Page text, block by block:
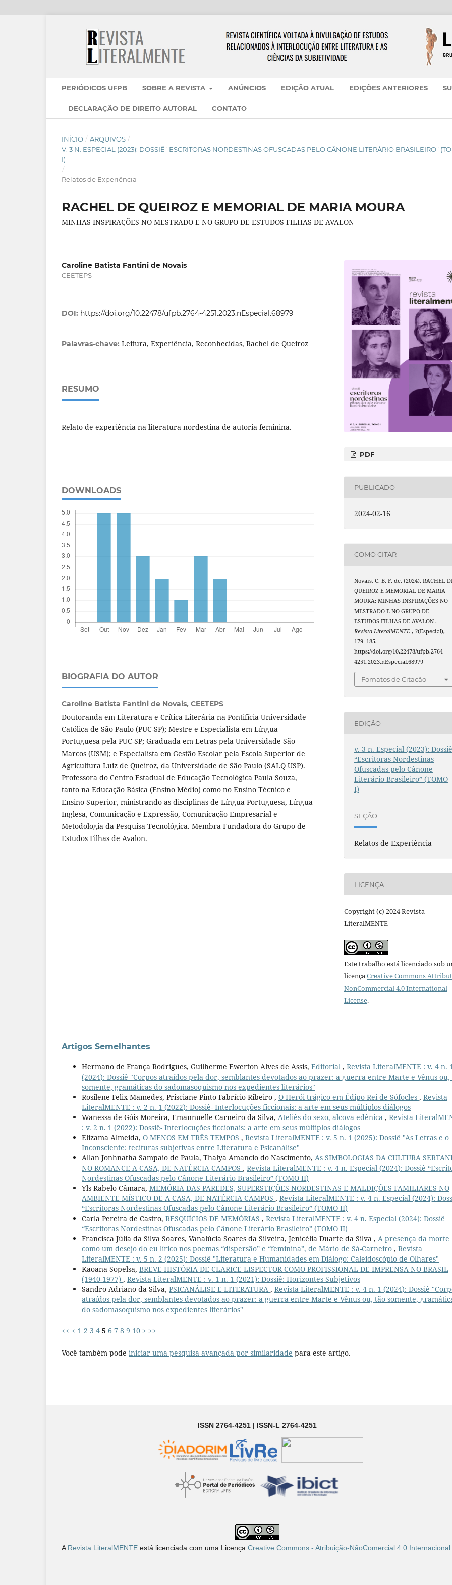
PERIÓDICOS UFPB SOBRE A REVISTA ANÚNCIOS EDIÇÃO ATUAL EDIÇÕES ANTERIORES
DECLARAÇÃO DE DIREITO AUTORAL CONTATO
INÍCIO / ARQUIVOS /
V. 3 N. ESPECIAL (2023): DOSSIÊ “ESCRITORAS NORDESTINAS OFUSCADAS PELO CÂNONE LITERÁRIO BRASILEIRO”
I)
/
Relatos de Experiência
RACHEL DE QUEIROZ E MEMORIAL DE MARIA MOURA
MINHAS INSPIRAÇÕES NO MESTRADO E NO GRUPO DE ESTUDOS FILHAS DE AVALON
Caroline Batista Fantini de Novais
CEETEPS
DOI: https://doi.org/10.22478/ufpb.2764-4251.2023.nEspecial.68979
Palavras-chave: Leitura, Experiência, Reconhecidas, Rachel de Queiroz
RESUMO
Relato de experiência na literatura nordestina de autoria feminina.
DOWNLOADS
BIOGRAFIA DO AUTOR
Caroline Batista Fantini de Novais, CEETEPS
Doutoranda em Literatura e Crítica Literária na Pontifícia Universidade
Católica de São Paulo (PUC-SP); Mestre e Especialista em Língua
Portuguesa pela PUC-SP; Graduada em Letras pela Universidade São
Marcos (USM); e Especialista em Gestão Escolar pela Escola Superior de
Agricultura Luiz de Queiroz, da Universidade de São Paulo (SALQ USP).
Professora do Centro Estadual de Educação Tecnológica Paula Souza,
tanto na Educação Básica (Ensino Médio) como no Ensino Técnico e
Ensino Superior, ministrando as disciplinas de Língua Portuguesa, Língua
Inglesa, Comunicação e Expressão, Comunicação Empresarial e
Metodologia da Pesquisa Tecnológica. Membra Fundadora do Grupo de
Estudos Filhas de Avalon.
PDF
PUBLICADO
2024-02-16
COMO CITAR
Novais, C. B. F. de. (2024). RACHEL
QUEIROZ E MEMORIAL DE MARIA
MOURA: MINHAS INSPIRAÇÕES NO
MESTRADO E NO GRUPO DE
ESTUDOS FILHAS DE AVALON .
Revista LiteralMENTE,3(Especial),
179–185.
https://doi.org/10.22478/ufpb.2764-
4251.2023.nEspecial.68979
Fomatos de Citação
EDIÇÃO
v. 3 n. Especial (2023):
“Escritoras Nordestinas
Ofuscadas pelo Cânone
Literário Brasileiro” (TOMO
I)
SEÇÃO
Relatos de Experiência
LICENÇA
Copyright (c) 2024 Revista
LiteralMENTE
Este trabalho está licenciado sob
licençaCreative Commons
NonCommercial 4.0 International
License.
Artigos Semelhantes
Hermano de França Rodrigues, Guilherme Ewerton Alves de Assis, Editorial , Revista LiteralMENTE : v. 4 n.
(2024): Dossiê "Corpos atraídos pela dor, semblantes devotados ao prazer: a guerra entre Marte e Vênus ou,
somente, gramáticas do sadomasoquismo nos expedientes literários"
Rosilene Felix Mamedes, Prisciane Pinto Fabrício Ribeiro , O Herói trágico em Édipo Rei de Sófocles , Revista
LiteralMENTE : v. 2 n. 1 (2022): Dossiê- Interlocuções ficcionais: a arte em seus múltiplos diálogos
Wanessa de Góis Moreira, Emannuelle Carneiro da Silva, Ateliês do sexo, alcova edênica , Revista
: v. 2 n. 1 (2022): Dossiê- Interlocuções ficcionais: a arte em seus múltiplos diálogos
Elizama Almeida, O MENOS EM TRÊS TEMPOS , Revista LiteralMENTE : v. 5 n. 1 (2025): Dossiê "As Letras e o
Inconsciente: tecituras subjetivas entre Literatura e Psicanálise"
Allan Jonhnatha Sampaio de Paula, Thalya Amancio do Nascimento, As SIMBOLOGIAS DA CULTURA
NO ROMANCE A CASA, DE NATÉRCIA CAMPOS , Revista LiteralMENTE : v. 4 n. Especial (2024): Dossiê
Nordestinas Ofuscadas pelo Cânone Literário Brasileiro” (TOMO II)
Yls Rabelo Câmara, MEMÓRIA DAS PAREDES, SUPERSTIÇÕES NORDESTINAS E MALDIÇÕES FAMILIARES NO
AMBIENTE MÍSTICO DE A CASA, DE NATÉRCIA CAMPOS , Revista LiteralMENTE : v. 4 n. Especial (2024):
“Escritoras Nordestinas Ofuscadas pelo Cânone Literário Brasileiro” (TOMO II)
Carla Pereira de Castro, RESQUÍCIOS DE MEMÓRIAS , Revista LiteralMENTE : v. 4 n. Especial (2024): Dossiê
“Escritoras Nordestinas Ofuscadas pelo Cânone Literário Brasileiro” (TOMO II)
Francisca Júlia da Silva Soares, Vanalúcia Soares da Silveira, Jenicélia Duarte da Silva , A presença da morte
como um desejo do eu lírico nos poemas “dispersão” e “feminina”, de Mário de Sá-Carneiro , Revista
LiteralMENTE : v. 5 n. 2 (2025): Dossiê "Literatura e Humanidades em Diálogo: Caleidoscópio de Olhares"
Kaoana Sopelsa, BREVE HISTÓRIA DE CLARICE LISPECTOR COMO PROFISSIONAL DE IMPRENSA NO BRASIL
(1940-1977) , Revista LiteralMENTE : v. 1 n. 1 (2021): Dossiê: Horizontes Subjetivos
Sandro Adriano da Silva, PSICANÁLISE E LITERATURA , Revista LiteralMENTE : v. 4 n. 1 (2024): Dossiê
atraídos pela dor, semblantes devotados ao prazer: a guerra entre Marte e Vênus ou, tão somente,
do sadomasoquismo nos expedientes literários"
<< < 1 2 3 4 5 6 7 8 9 10 > >>
Você também pode iniciar uma pesquisa avançada por similaridade para este artigo.
ISSN 2764-4251 | ISSN-L 2764-4251
ARevista LiteralMENTE está licenciada com uma Licença Creative Commons - Atribuição-NãoComercial 4.0 Internacional.